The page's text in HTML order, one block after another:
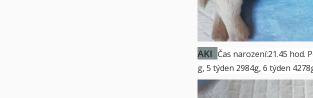
AKI Čas narození:21.45 hod.
g, 5 týden 2984g, 6 týden